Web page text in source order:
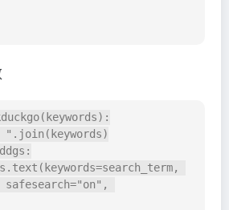
".join(keywords)